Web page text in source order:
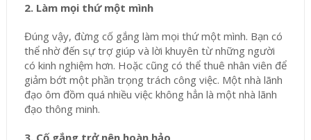
2. Làm mọi thứ một mình
Đúng vậy, đừng cố gắng làm mọi thứ một mình. Bạn có
thể nhờ đến sự trợ giúp và lời khuyên từ những người
có kinh nghiệm hơn. Hoặc cũng có thể thuê nhân viên để
giảm bớt một phần trọng trách công việc. Một nhà lãnh
đạo ôm đồm quá nhiều việc không hẳn là một nhà lãnh
đạo thông minh.